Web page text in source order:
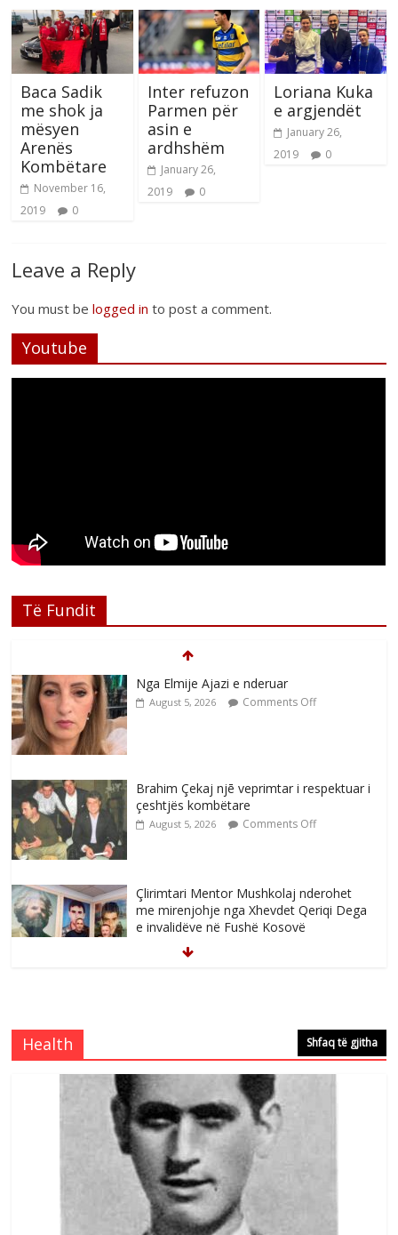
Baca Sadik
me shok ja
mësyen
Arenës
Kombëtare
November 16,
2019
0
Inter refuzon
Parmen për
asin e
ardhshëm
January 26,
2019
0
Loriana Kuka
e argjendët
January 26,
2019
0
Leave a Reply
You must belogged in to post a comment.
Youtube
Të Fundit
Nga Elmije Ajazi e nderuar
August 5, 2026 Comments Off
Brahim Çekaj njē veprimtar i respektuar i
çeshtjës kombëtare
August 5, 2026 Comments Off
Çlirimtari Mentor Mushkolaj nderohet
me mirenjohje nga Xhevdet Qeriqi Dega
e invalidëve në Fushë Kosovë
August 4, 2026
Postim me vlera nga artistja e mirëfilltë
Mimoza Gjoni
August 6, 2026 Comments Off
Nga poetja atdhetare Kumrie Shala -
BOLL MO
Health Shfaq të gjitha